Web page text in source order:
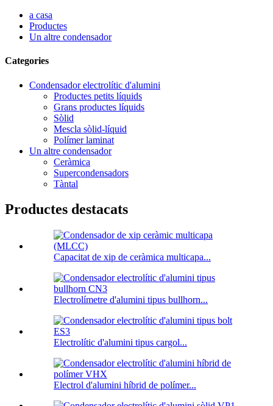
a casa
Productes
Un altre condensador
Categories
Condensador electrolític d'alumini
Productes petits líquids
Grans productes líquids
Sòlid
Mescla sòlid-líquid
Polímer laminat
Un altre condensador
Ceràmica
Supercondensadors
Tàntal
Productes destacats
Capacitat de xip de ceràmica multicapa...
Electrolímetre d'alumini tipus bullhorn...
Electrolític d'alumini tipus cargol...
Electrol d'alumini híbrid de polímer...